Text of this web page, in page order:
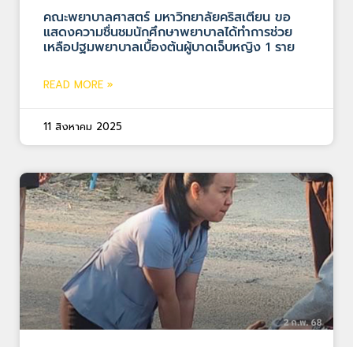
คณะพยาบาลศาสตร์ มหาวิทยาลัยคริสเตียน ขอ
แสดงความชื่นชมนักศึกษาพยาบาลได้ทำการช่วย
เหลือปฐมพยาบาลเบื้องต้นผู้บาดเจ็บหญิง 1 ราย
READ MORE »
11 สิงหาคม 2025